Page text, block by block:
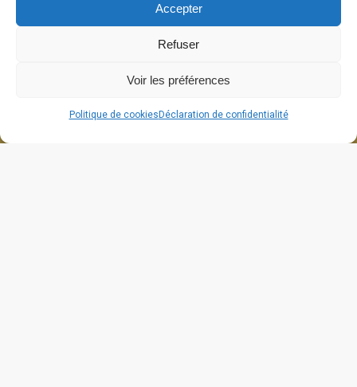
Accepter
Refuser
Voir les préférences
Politique de cookies Déclaration de confidentialité